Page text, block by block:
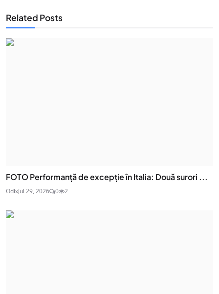
Related Posts
FOTO Performanță de excepție în Italia: Două surori ...
OdixJul 29, 2026 0 2